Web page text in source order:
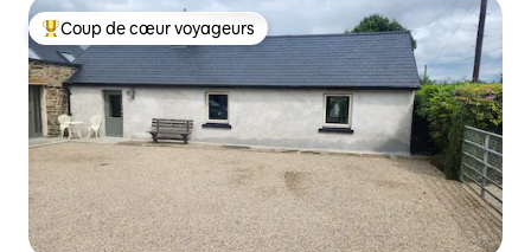
Coups de cœur voyageurs les plus appréciés
Coup de cœur voyageurs